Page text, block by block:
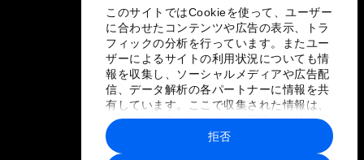
このサイトではCookieを使って、ユーザー
に合わせたコンテンツや広告の表示、トラ
フィックの分析を行っています。またユー
ザーによるサイトの利用状況についても情
報を収集し、ソーシャルメディアや広告配
信、データ解析の各パートナーに情報を共
有しています。ここで収集された情報は、
ユーザーが各パートナーに提供した他の情
報や各パートナーのサービスを使用した際
に収集された情報と組み合わされ、各パー
拒否